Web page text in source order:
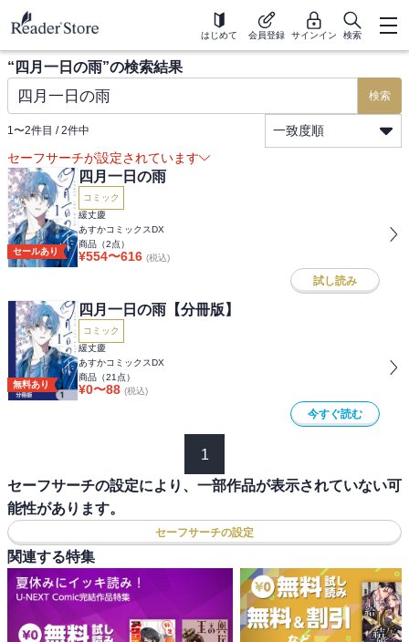
はじめて 会員登録 サインイン 検索
“ 四月一日の雨”の検索結果
検索
1〜2件目 / 2件中
一致度順
セーフサーチが設定されています
セールあり
四月一日の雨
コミック
緩丈慶
あすかコミックスDX
商品（2点）
¥554〜616 (税込)
試し読み
無料あり
四月一日の雨【分冊版】
コミック
緩丈慶
あすかコミックスDX
商品（21 点）
¥0〜88 (税込)
今すぐ読む
1
セーフサーチの設定により、一部作品が表示されていない可
能性があります。
セーフサーチの設定
関連する特集